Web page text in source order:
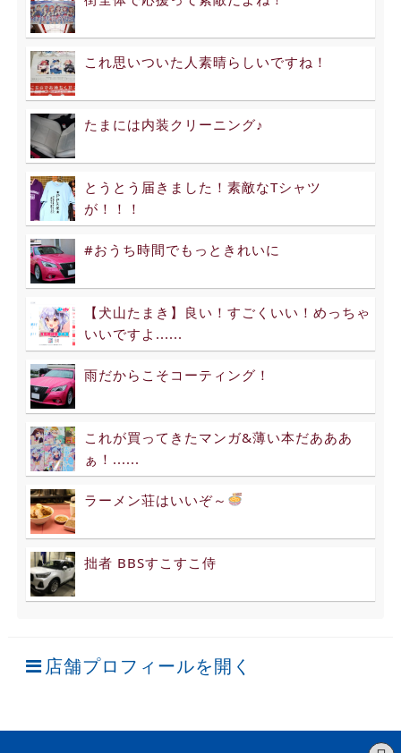
これ思いついた人素晴らしいですね！
たまには内装クリーニング♪
とうとう届きました！素敵なTシャツ
が！！！
#おうち時間でもっときれいに
【犬山たまき】良い！すごくいい！めっちゃ
いいですよ......
雨だからこそコーティング！
これが買ってきたマンガ&薄い本だあああ
ぁ！......
ラーメン荘はいいぞ～
拙者 BBSすこすこ侍
店舗プロフィールを開く